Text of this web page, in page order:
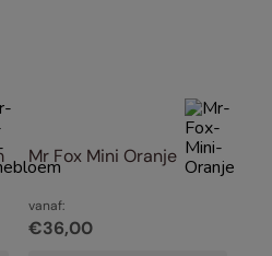
Mr Fox Mini Oranje
vanaf:
€36,00